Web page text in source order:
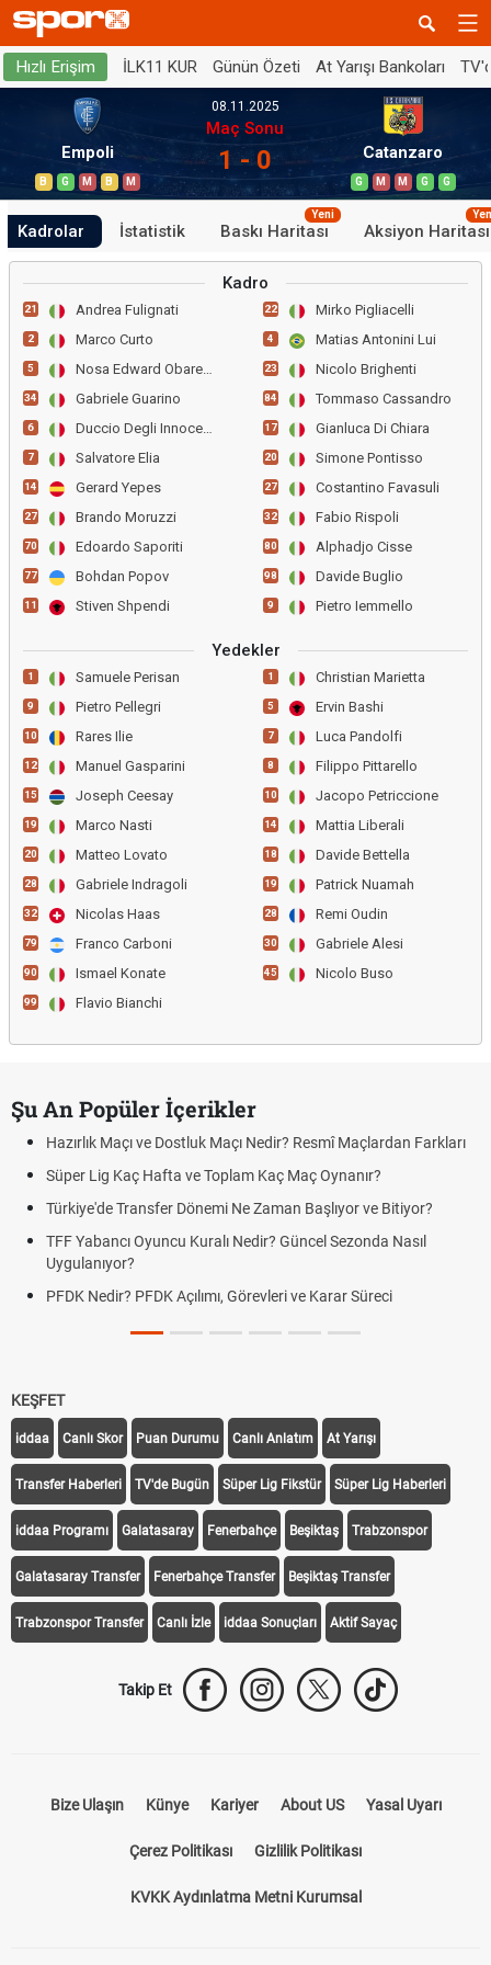
Hızlı Erişim İLK11 KUR Günün Özeti At Yarışı Bankoları
Empoli
B G M B M
08.11.2025
Maç Sonu
1 - 0 Catanzaro
G M M G G
Kadrolar İstatistik Baskı Haritası
Yeni
Aksiyon Haritası
Kadro
21 Andrea Fulignati
2 Marco Curto
5 Nosa Edward Obaretin
34 Gabriele Guarino
6 Duccio Degli Innocenti
7 Salvatore Elia
14 Gerard Yepes
27 Brando Moruzzi
70 Edoardo Saporiti
77 Bohdan Popov
11 Stiven Shpendi
22 Mirko Pigliacelli
4 Matias Antonini Lui
23 Nicolo Brighenti
84 Tommaso Cassandro
17 Gianluca Di Chiara
20 Simone Pontisso
27 Costantino Favasuli
32 Fabio Rispoli
80 Alphadjo Cisse
98 Davide Buglio
9 Pietro Iemmello
Yedekler
1 Samuele Perisan
9 Pietro Pellegri
10 Rares Ilie
12 Manuel Gasparini
15 Joseph Ceesay
19 Marco Nasti
20 Matteo Lovato
28 Gabriele Indragoli
32 Nicolas Haas
79 Franco Carboni
90 Ismael Konate
99 Flavio Bianchi
1 Christian Marietta
5 Ervin Bashi
7 Luca Pandolfi
8 Filippo Pittarello
10 Jacopo Petriccione
14 Mattia Liberali
18 Davide Bettella
19 Patrick Nuamah
28 Remi Oudin
30 Gabriele Alesi
45 Nicolo Buso
Şu An Popüler İçerikler
Hazırlık Maçı ve Dostluk Maçı Nedir? Resmî Maçlardan Farkları
Süper Lig Kaç Hafta ve Toplam Kaç Maç Oynanır?
Türkiye'de Transfer Dönemi Ne Zaman Başlıyor ve Bitiyor?
TFF Yabancı Oyuncu Kuralı Nedir? Güncel Sezonda Nasıl
Uygulanıyor?
PFDK Nedir? PFDK Açılımı, Görevleri ve Karar Süreci
KEŞFET
iddaa Canlı Skor Puan Durumu Canlı Anlatım At Yarışı
Transfer Haberleri TV'de Bugün Süper Lig Fikstür Süper Lig Haberleri
iddaa Programı Galatasaray Fenerbahçe Beşiktaş Trabzonspor
Galatasaray Transfer Fenerbahçe Transfer Beşiktaş Transfer
Trabzonspor Transfer Canlı İzle iddaa Sonuçları Aktif Sayaç
Takip Et
Bize Ulaşın Künye Kariyer About US Yasal Uyarı
Çerez Politikası Gizlilik Politikası
KVKK Aydınlatma Metni Kurumsal